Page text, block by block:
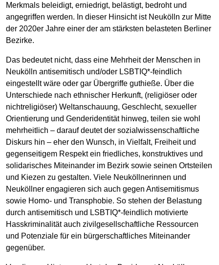
Merkmals beleidigt, erniedrigt, belästigt, bedroht und
angegriffen werden. In dieser Hinsicht ist Neukölln zur Mitte
der 2020er Jahre einer der am stärksten belasteten Berliner
Bezirke.
Das bedeutet nicht, dass eine Mehrheit der Menschen in
Neukölln antisemitisch und/oder LSBTIQ*-feindlich
eingestellt wäre oder gar Übergriffe guthieße. Über die
Unterschiede nach ethnischer Herkunft, (religiöser oder
nichtreligiöser) Weltanschauung, Geschlecht, sexueller
Orientierung und Genderidentität hinweg, teilen sie wohl
mehrheitlich – darauf deutet der sozialwissenschaftliche
Diskurs hin – eher den Wunsch, in Vielfalt, Freiheit und
gegenseitigem Respekt ein friedliches, konstruktives und
solidarisches Miteinander im Bezirk sowie seinen Ortsteilen
und Kiezen zu gestalten. Viele Neuköllnerinnen und
Neuköllner engagieren sich auch gegen Antisemitismus
sowie Homo- und Transphobie. So stehen der Belastung
durch antisemitisch und LSBTIQ*-feindlich motivierte
Hasskriminalität auch zivilgesellschaftliche Ressourcen
und Potenziale für ein bürgerschaftliches Miteinander
gegenüber.